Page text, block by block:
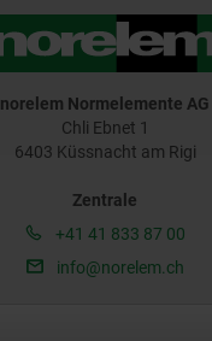
norelem Normelemente AG
Chli Ebnet 1
6403 Küssnacht am Rigi
Zentrale
+41 41 833 87 00
info@norelem.ch